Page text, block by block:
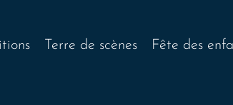
Terre de scènes Fête des